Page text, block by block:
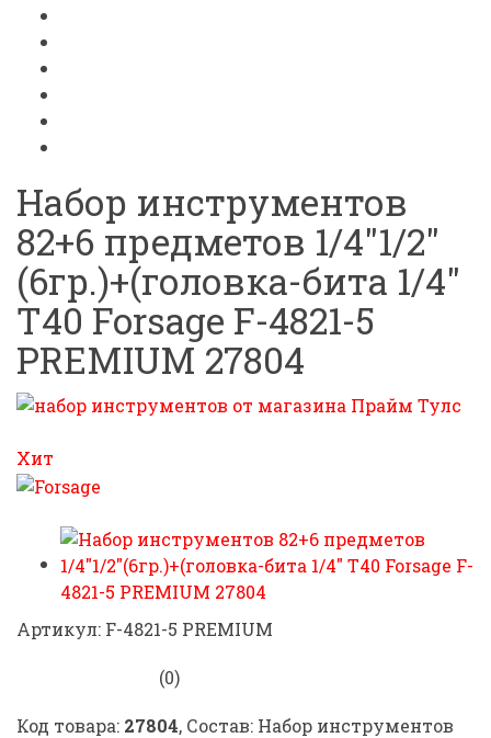
Набор инструментов
82+6 предметов 1/4"1/2"
(6гр.)+(головка-бита 1/4"
T40 Forsage F-4821-5
PREMIUM 27804
Хит
Артикул: F-4821-5 PREMIUM
(0)
Код товара: 27804, Состав: Набор инструментов